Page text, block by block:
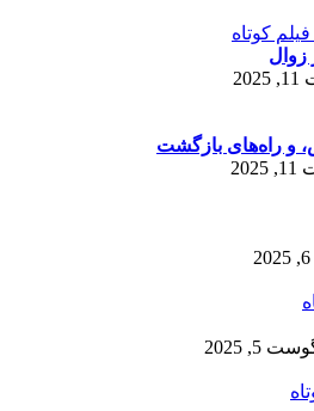
فیلم کوتاه
زوال
و راه‌های بازگشت
5, 2025